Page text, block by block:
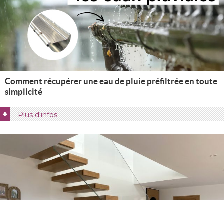
Comment récupérer une eau de pluie préfiltrée en toute
simplicité
+ Plus d'infos